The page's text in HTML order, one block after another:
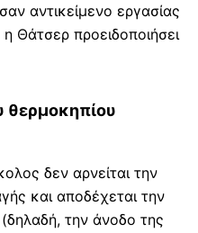
αντικείμενο εργασίας
η Θάτσερ προειδοποιήσει
θερμοκηπίου
δεν αρνείται την
και αποδέχεται την
την άνοδο της